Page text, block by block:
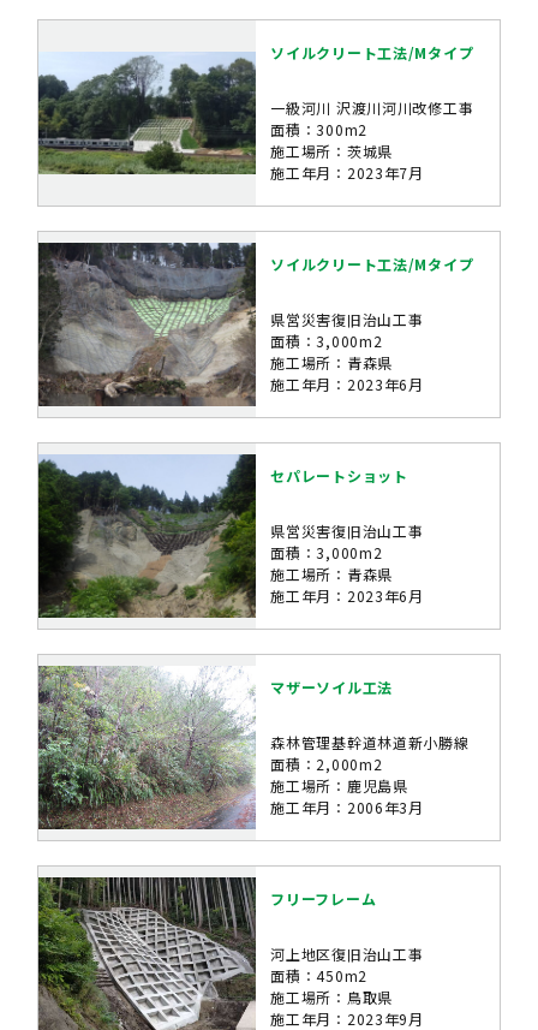
ソイルクリート工法/Mタイプ
一級河川 沢渡川河川改修工事
面積：300m2
施工場所：茨城県
施工年月：2023年7月
ソイルクリート工法/Mタイプ
県営災害復旧治山工事
面積：3,000m2
施工場所：青森県
施工年月：2023年6月
セパレートショット
県営災害復旧治山工事
面積：3,000m2
施工場所：青森県
施工年月：2023年6月
マザーソイル工法
森林管理基幹道林道新小勝線
面積：2,000m2
施工場所：鹿児島県
施工年月：2006年3月
フリーフレーム
河上地区復旧治山工事
面積：450m2
施工場所：鳥取県
施工年月：2023年9月